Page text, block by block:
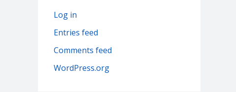
rLog in
Entries feed
Comments feed
WordPress.org